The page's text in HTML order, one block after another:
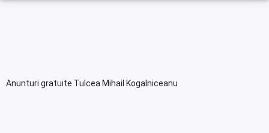
Anunturi gratuite Tulcea Mihail Kogalniceanu